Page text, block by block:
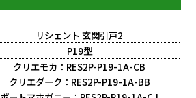
リシェント 玄関引戸2
P19型
クリエモカ：RES2P-P19-1A-CB
クリエダーク：RES2P-P19-1A-BB